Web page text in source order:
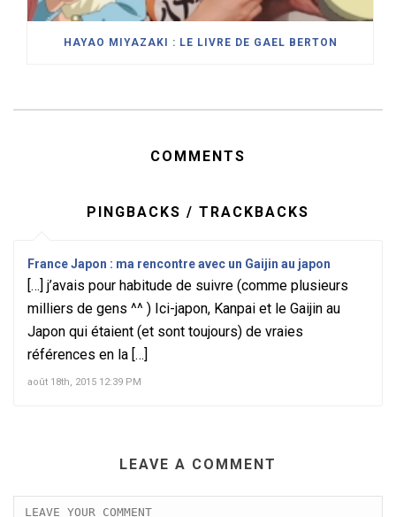
HAYAO MIYAZAKI : LE LIVRE DE GAEL BERTON
COMMENTS
PINGBACKS / TRACKBACKS
France Japon : ma rencontre avec un Gaijin au japon
[…] j’avais pour habitude de suivre (comme plusieurs
milliers de gens ^^ ) Ici-japon, Kanpai et le Gaijin au
Japon qui étaient (et sont toujours) de vraies
références en la […]
août 18th, 2015 12:39 PM
LEAVE A COMMENT